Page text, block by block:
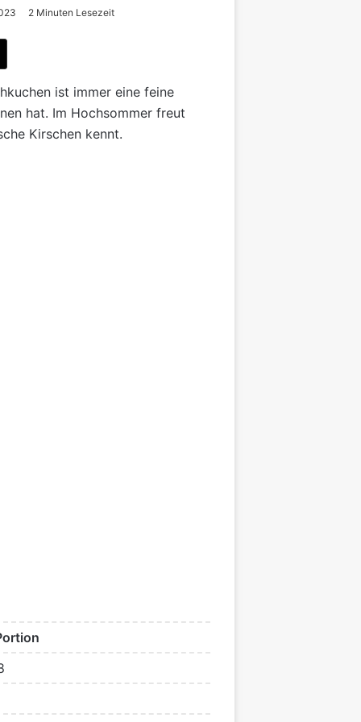
2 Minuten Lesezeit
ist immer eine feine
hat. Im Hochsommer freut
Kirschen kennt.